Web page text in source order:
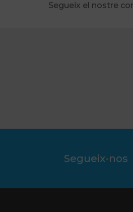
Segueix el nostre
Segueix-nos